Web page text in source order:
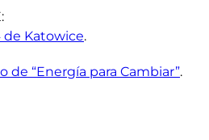
de Katowice.
de “Energía para Cambiar”.